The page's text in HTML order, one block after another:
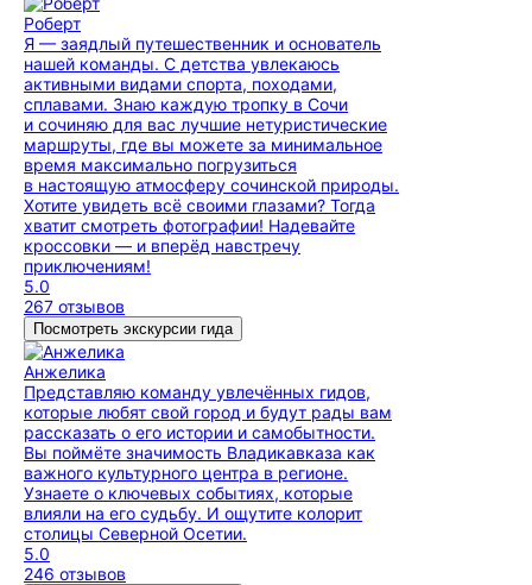
Роберт
Я — заядлый путешественник и основатель
нашей команды. С детства увлекаюсь
активными видами спорта, походами,
сплавами. Знаю каждую тропку в Сочи
и сочиняю для вас лучшие нетуристические
маршруты, где вы можете за минимальное
время максимально погрузиться
в настоящую атмосферу сочинской природы.
Хотите увидеть всё своими глазами? Тогда
хватит смотреть фотографии! Надевайте
кроссовки — и вперёд навстречу
приключениям!
5.0
267 отзывов
Посмотреть экскурсии гида
Анжелика
Представляю команду увлечённых гидов,
которые любят свой город и будут рады вам
рассказать о его истории и самобытности.
Вы поймёте значимость Владикавказа как
важного культурного центра в регионе.
Узнаете о ключевых событиях, которые
влияли на его судьбу. И ощутите колорит
столицы Северной Осетии.
5.0
246 отзывов